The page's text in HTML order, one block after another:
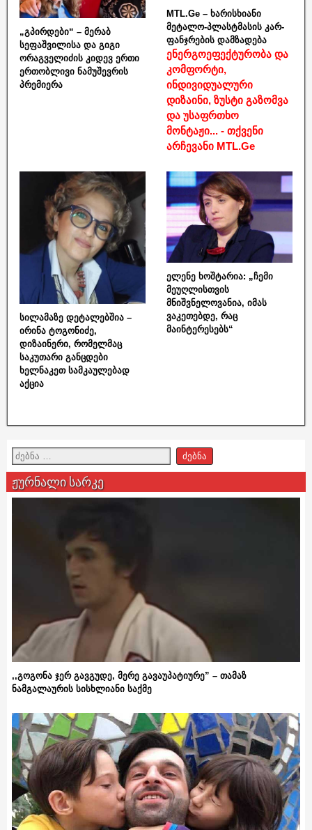
„გპირდები“ – მერაბ
სეფაშვილისა და გიგი
ორაგველიძის კიდევ ერთი
ერთობლივი ნამუშევრის
პრემიერა
MTL.Ge – ხარისხიანი
მეტალო-პლასტმასის კარ-
ფანჯრების დამზადება
ენერგოეფექტურობა და
კომფორტი,
ინდივიდუალური
დიზაინი, ზუსტი გაზომვა
და უსაფრთხო
მონტაჟი... - თქვენი
არჩევანი MTL.Ge
სილამაზე დეტალებშია –
ირინა ტოგონიძე,
დიზაინერი, რომელმაც
საკუთარი განცდები
ხელნაკეთ სამკაულებად
აქცია
ელენე ხოშტარია: „ჩემი
მეუღლისთვის
მნიშვნელოვანია, იმას
ვაკეთებდე, რაც
მაინტერესებს“
ჟურნალი სარკე
,,გოგონა ჯერ გავგუდე, მერე გავაუპატიურე” – თამაზ
ნამგალაურის სისხლიანი საქმე